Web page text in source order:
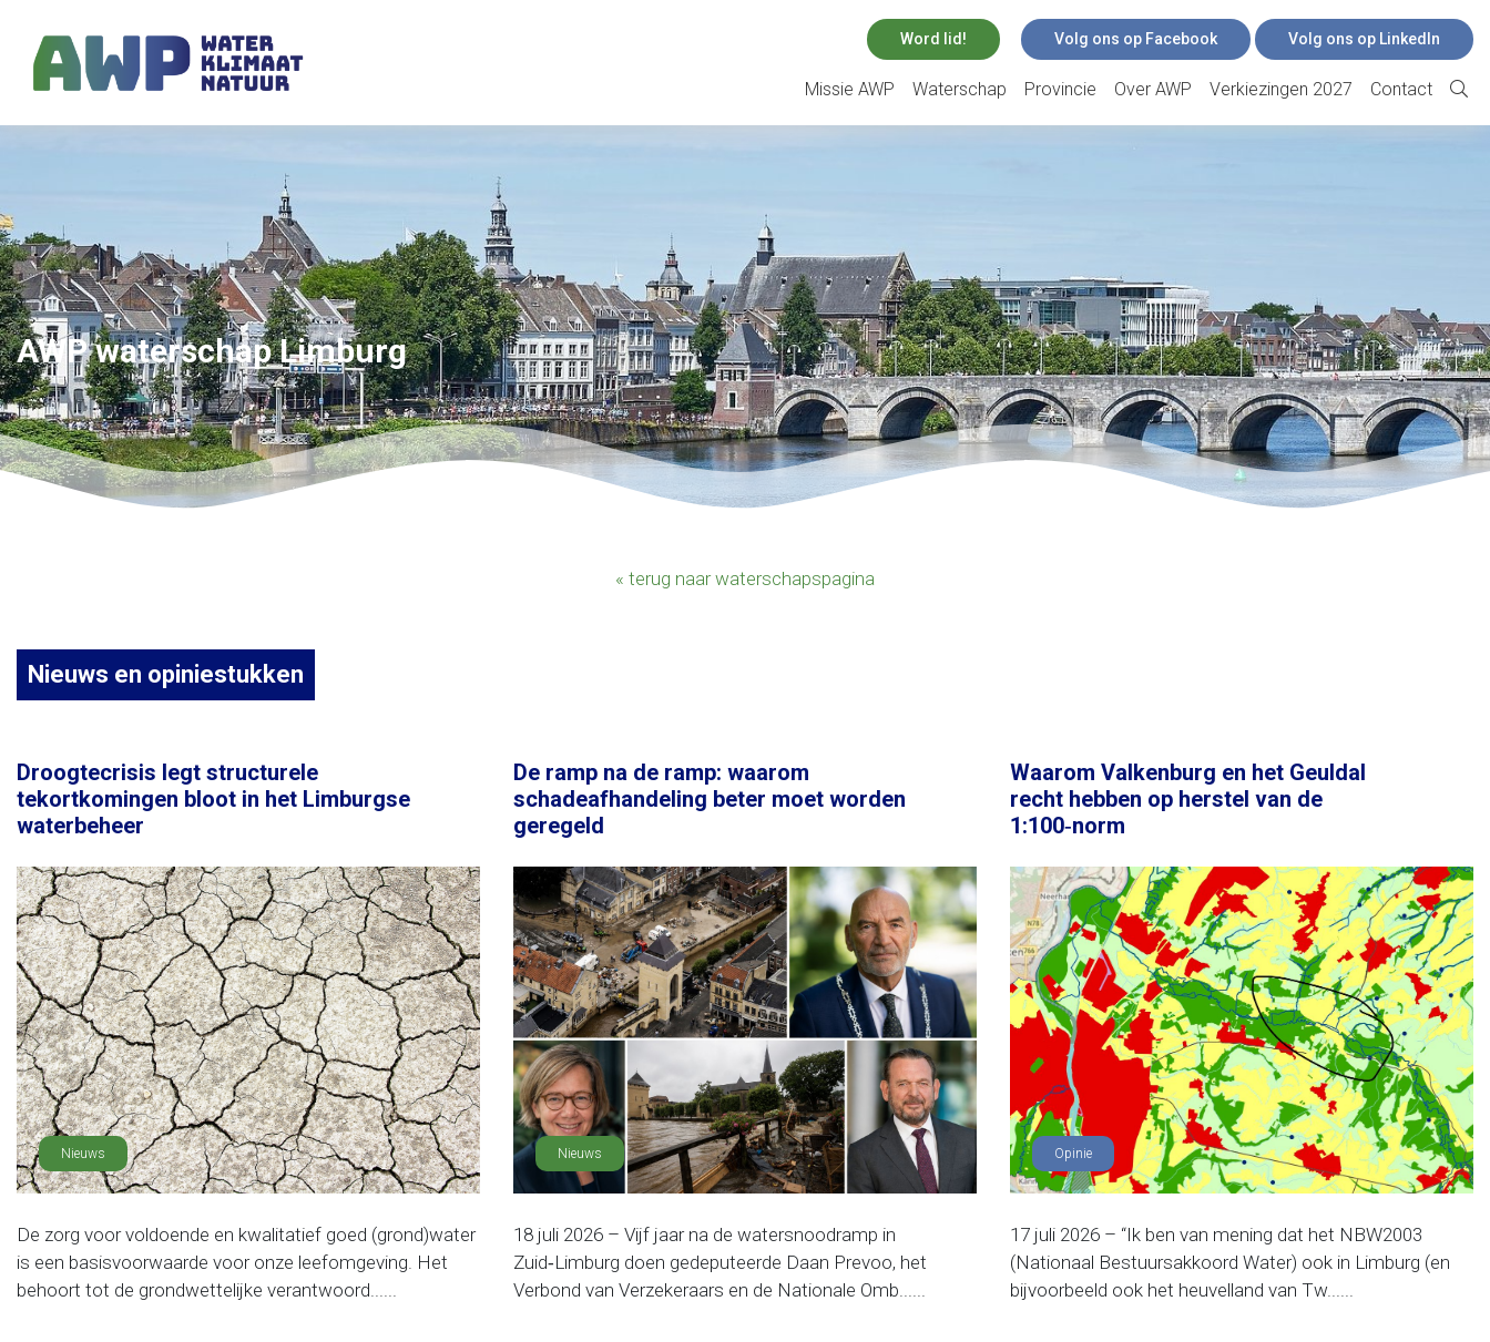
Word lid! Volg ons op Facebook Volg ons op LinkedIn
Missie AWP Waterschap Provincie Over AWP Verkiezingen 2027 Contact
AWP waterschap Limburg
« terug naar waterschapspagina
Nieuws en opiniestukken
Droogtecrisis legt structurele
tekortkomingen bloot in het Limburgse
waterbeheer
Nieuws
De zorg voor voldoende en kwalitatief goed (grond)water
is een basisvoorwaarde voor onze leefomgeving. Het
behoort tot de grondwettelijke verantwoord......
De ramp na de ramp: waarom
schadeafhandeling beter moet worden
geregeld
Nieuws
18 juli 2026 – Vijf jaar na de watersnoodramp in
Zuid‑Limburg doen gedeputeerde Daan Prevoo, het
Verbond van Verzekeraars en de Nationale Omb......
Waarom Valkenburg en het Geuldal
recht hebben op herstel van de
1:100‑norm
Opinie
17 juli 2026 – “Ik ben van mening dat het NBW2003
(Nationaal Bestuursakkoord Water) ook in Limburg (en
bijvoorbeeld ook het heuvelland van Tw......